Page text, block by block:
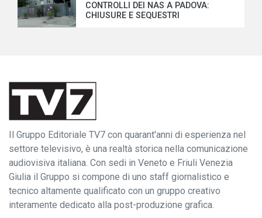
CONTROLLI DEI NAS A PADOVA:
CHIUSURE E SEQUESTRI
Il Gruppo Editoriale TV7 con quarant'anni di esperienza nel
settore televisivo, è una realtà storica nella comunicazione
audiovisiva italiana. Con sedi in Veneto e Friuli Venezia
Giulia il Gruppo si compone di uno staff giornalistico e
tecnico altamente qualificato con un gruppo creativo
interamente dedicato alla post-produzione grafica.